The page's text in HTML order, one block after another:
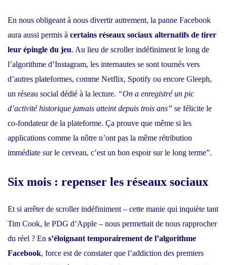
En nous obligeant à nous divertir autrement, la panne Facebook
aura aussi permis à certains réseaux sociaux alternatifs de tirer
leur épingle du jeu. Au lieu de scroller indéfiniment le long de
l’algorithme d’Instagram, les internautes se sont tournés vers
d’autres plateformes, comme Netflix, Spotify ou encore Gleeph,
un réseau social dédié à la lecture. “On a enregistré un pic
d’activité historique jamais atteint depuis trois ans” se félicite le
co-fondateur de la plateforme. Ça prouve que même si les
applications comme la nôtre n’ont pas la même rétribution
immédiate sur le cerveau, c’est un bon espoir sur le long terme”.
Six mois : repenser les réseaux sociaux
Et si arrêter de scroller indéfiniment – cette manie qui inquiète tant
Tim Cook, le PDG d’Apple – nous permettait de nous rapprocher
du réel ? En s’éloignant temporairement de l’algorithme
Facebook, force est de constater que l’addiction des premiers